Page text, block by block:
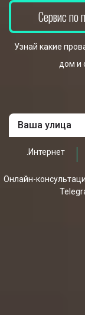
Сервис по
Узнай какие
дом и
.Интернет
Онлайн-